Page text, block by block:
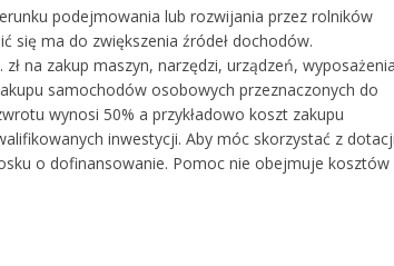
podejmowania lub rozwijania przez rolników
się ma do zwiększenia źródeł dochodów.
na zakup maszyn, narzędzi, urządzeń, wyposażenia
samochodów osobowych przeznaczonych do
wynosi 50% a przykładowo koszt zakupu
inwestycji. Aby móc skorzystać z dotacji
o dofinansowanie. Pomoc nie obejmuje kosztów